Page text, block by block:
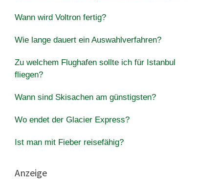
Wann wird Voltron fertig?
Wie lange dauert ein Auswahlverfahren?
Zu welchem ​​Flughafen sollte ich für Istanbul
fliegen?
Wann sind Skisachen am günstigsten?
Wo endet der Glacier Express?
Ist man mit Fieber reisefähig?
Anzeige